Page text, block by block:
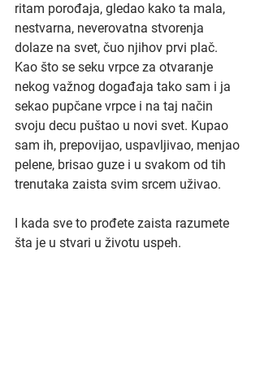
ritam porođaja, gledao kako ta mala,
nestvarna, neverovatna stvorenja
dolaze na svet, čuo njihov prvi plač.
Kao što se seku vrpce za otvaranje
nekog važnog događaja tako sam i ja
sekao pupčane vrpce i na taj način
svoju decu puštao u novi svet. Kupao
sam ih, prepovijao, uspavljivao, menjao
pelene, brisao guze i u svakom od tih
trenutaka zaista svim srcem uživao.
I kada sve to prođete zaista razumete
šta je u stvari u životu uspeh.